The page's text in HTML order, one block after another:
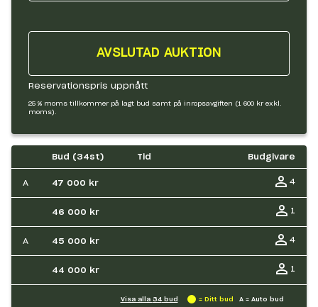
AVSLUTAD AUKTION
Reservationspris uppnått
25 % moms tillkommer på lagt bud samt på inropsavgiften (1 600 kr exkl.
moms).
Bud (34st) Tid Budgivare
A 47 000 kr 4
46 000 kr 1
A 45 000 kr 4
44 000 kr 1
Visa alla 34bud = Ditt bud A = Auto bud